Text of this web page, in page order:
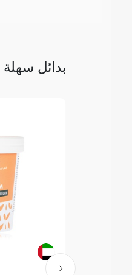
بدائل سهلة